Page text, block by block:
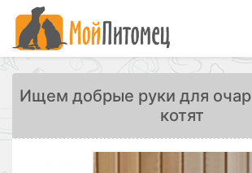
Ищем добрые руки для
котят